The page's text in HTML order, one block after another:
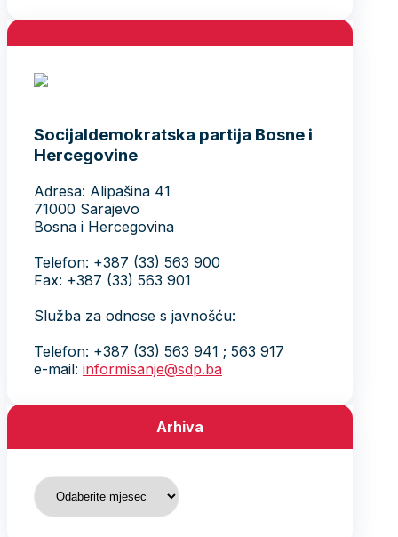
Socijaldemokratska partija Bosne i
Hercegovine
Adresa: Alipašina 41
71000 Sarajevo
Bosna i Hercegovina
Telefon: +387 (33) 563 900
Fax: +387 (33) 563 901
Služba za odnose s javnošću:
Telefon: +387 (33) 563 941 ; 563 917
e-mail: informisanje@sdp.ba
Arhiva
Arhiva